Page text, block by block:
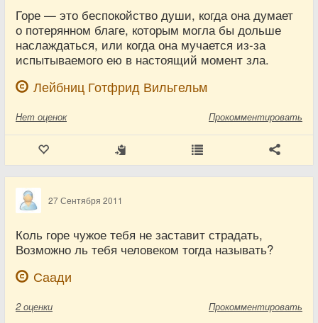
Горе — это беспокойство души, когда она думает
о потерянном благе, которым могла бы дольше
наслаждаться, или когда она мучается из-за
испытываемого ею в настоящий момент зла.
Лейбниц Готфрид Вильгельм
Нет оценок Прокомментировать
27 Сентября 2011
Коль горе чужое тебя не заставит страдать,
Возможно ль тебя человеком тогда называть?
Саади
2 оценки Прокомментировать